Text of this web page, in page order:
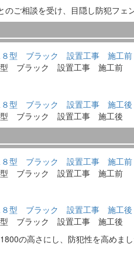
ご相談を受け、目隠し防犯フェ
型 ブラック 設置工事 施工前
型 ブラック 設置工事 施工後
型 ブラック 設置工事 施工前
型 ブラック 設置工事 施工後
の高さにし、防犯性を高めま